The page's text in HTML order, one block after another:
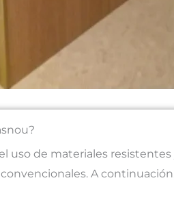
uso de materiales
A